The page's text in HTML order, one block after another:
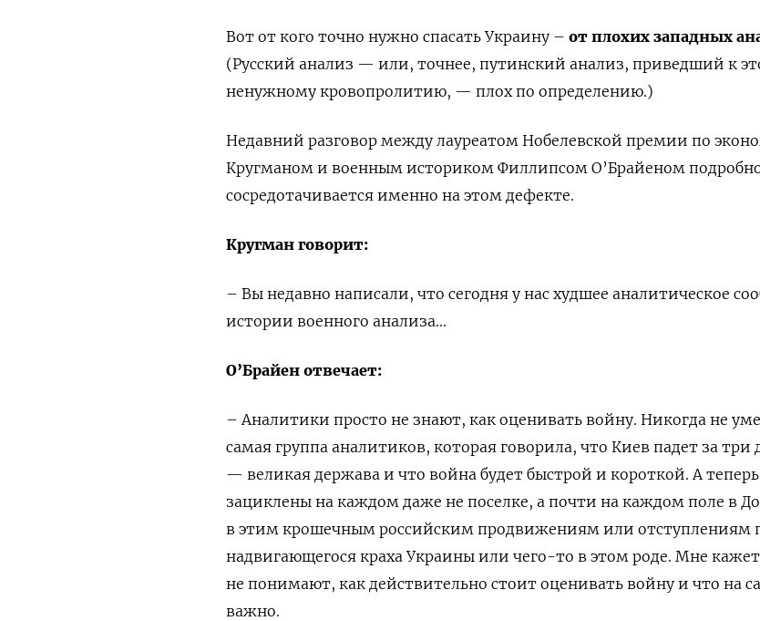
Вот от кого точно нужно спасать Украину – от плохих западных
(Русский анализ — или, точнее, путинский анализ, приведший к
ненужному кровопролитию, — плох по определению.)
Недавний разговор между лауреатом Нобелевской премии по
Кругманом и военным историком Филлипсом О’Брайеном
сосредотачивается именно на этом дефекте.
Кругман говорит:
– Вы недавно написали, что сегодня у нас худшее аналитическое
истории военного анализа...
О’Брайен отвечает:
– Аналитики просто не знают, как оценивать войну. Никогда не
самая группа аналитиков, которая говорила, что Киев падет за три
— великая держава и что война будет быстрой и короткой. А
зациклены на каждом даже не поселке, а почти на каждом поле в
в этим крошечным российским продвижениям или отступлениям
надвигающегося краха Украины или чего-то в этом роде. Мне
не понимают, как действительно стоит оценивать войну и что на
важно.